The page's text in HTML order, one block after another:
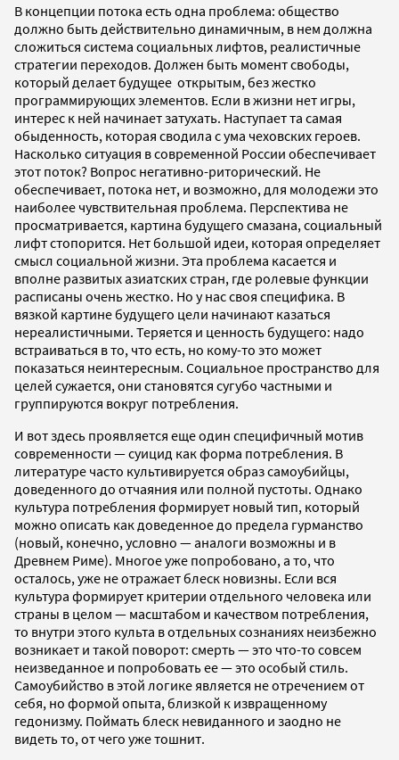
В концепции потока есть одна проблема: общество
должно быть действительно динамичным, в нем должна
сложиться система социальных лифтов, реалистичные
стратегии переходов. Должен быть момент свободы,
который делает будущее открытым, без жестко
программирующих элементов. Если в жизни нет игры,
интерес к ней начинает затухать. Наступает та самая
обыденность, которая сводила с ума чеховских героев.
Насколько ситуация в современной России обеспечивает
этот поток? Вопрос негативно-риторический. Не
обеспечивает, потока нет, и возможно, для молодежи это
наиболее чувствительная проблема. Перспектива не
просматривается, картина будущего смазана, социальный
лифт стопорится. Нет большой идеи, которая определяет
смысл социальной жизни. Эта проблема касается и
вполне развитых азиатских стран, где ролевые функции
расписаны очень жестко. Но у нас своя специфика. В
вязкой картине будущего цели начинают казаться
нереалистичными. Теряется и ценность будущего: надо
встраиваться в то, что есть, но кому-то это может
показаться неинтересным. Социальное пространство для
целей сужается, они становятся сугубо частными и
группируются вокруг потребления.
И вот здесь проявляется еще один специфичный мотив
современности — суицид как форма потребления. В
литературе часто культивируется образ самоубийцы,
доведенного до отчаяния или полной пустоты. Однако
культура потребления формирует новый тип, который
можно описать как доведенное до предела гурманство
(новый, конечно, условно — аналоги возможны и в
Древнем Риме). Многое уже попробовано, а то, что
осталось, уже не отражает блеск новизны. Если вся
культура формирует критерии отдельного человека или
страны в целом — масштабом и качеством потребления,
то внутри этого культа в отдельных сознаниях неизбежно
возникает и такой поворот: смерть — это что-то совсем
неизведанное и попробовать ее — это особый стиль.
Самоубийство в этой логике является не отречением от
себя, но формой опыта, близкой к извращенному
гедонизму. Поймать блеск невиданного и заодно не
видеть то, от чего уже тошнит.